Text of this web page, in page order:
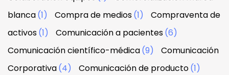
blanca(1) Compra de medios(1)
Compraventa de
activos(1) Comunicación a pacientes(6)
Comunicación científico-médica(9)
Comunicación
Corporativa(4) Comunicación de producto(1)